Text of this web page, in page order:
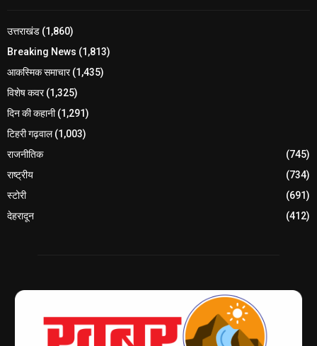
उत्तराखंड (1,860)
Breaking News (1,813)
आकस्मिक समाचार(1,435)
विशेष कवर(1,325)
दिन की कहानी(1,291)
टिहरी गढ़वाल(1,003)
राजनीतिक
(745)
राष्ट्रीय
(734)
स्टोरी
(691)
देहरादून
(412)